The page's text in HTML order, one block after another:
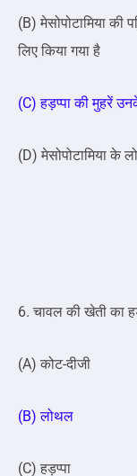
(B) मेसोपोटामिया की
लिए किया गया है
(C) हड़प्पा की मुहरें
(D) मेसोपोटामिया के
6. चावल की खेती का
(A) कोट-दीजी
(B) लोथल
(C) हड़प्पा